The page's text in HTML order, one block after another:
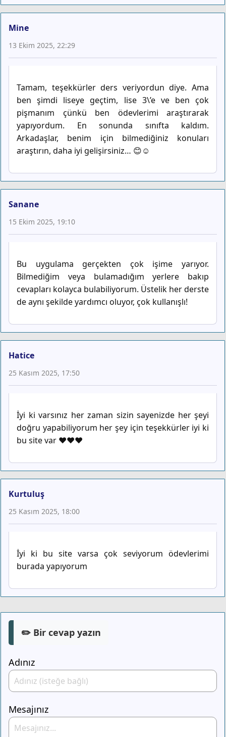
Mine
13 Ekim 2025, 22:29
Tamam, teşekkürler ders veriyordun diye. Ama
ben şimdi liseye geçtim, lise 3\’e ve ben çok
pişmanım çünkü ben ödevlerimi araştırarak
yapıyordum. En sonunda sınıfta kaldım.
Arkadaşlar, benim için bilmediğiniz konuları
araştırın, daha iyi gelişirsiniz… 😊☺
Sanane
15 Ekim 2025, 19:10
Bu uygulama gerçekten çok işime yarıyor.
Bilmediğim veya bulamadığım yerlere bakıp
cevapları kolayca bulabiliyorum. Üstelik her derste
de aynı şekilde yardımcı oluyor, çok kullanışlı!
Hatice
25 Kasım 2025, 17:50
İyi ki varsınız her zaman sizin sayenizde her şeyi
doğru yapabiliyorum her şey için teşekkürler iyi ki
bu site var ♥️♥️♥️
Kurtuluş
25 Kasım 2025, 18:00
İyi ki bu site varsa çok seviyorum ödevlerimi
burada yapıyorum
✏️ Bir cevap yazın
Adınız
Mesajınız